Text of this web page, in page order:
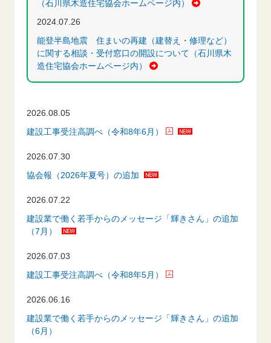
（石川県木造住宅協会ホームページ内）
2024.07.26
能登半島地震 住まいの再建（建替え・修理など）
に関する相談・受付窓口の開設について（石川県木
造住宅協会ホームページ内）
2026.08.05
建設工事受注高調べ（令和8年6月）
2026.07.30
協会報（2026年夏号）の追加
2026.07.22
建設業で働く若手からのメッセージ「輝きさん」の追加
（7月）
2026.07.03
建設工事受注高調べ（令和8年5月）
2026.06.16
建設業で働く若手からのメッセージ「輝きさん」の追加
（6月）